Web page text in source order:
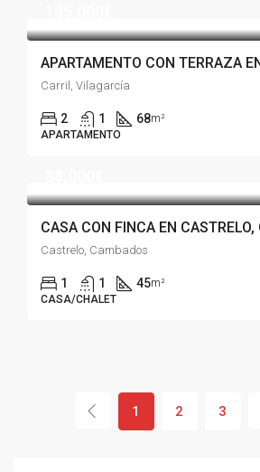
Carril, Vilagarcía
2 1 68m²
APARTAMENTO
CASA CON FINCA EN
Castrelo, Cambados
1 1 45m²
CASA/CHALET
1 2 3